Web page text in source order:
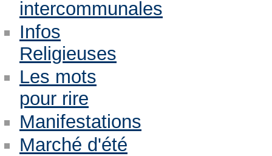
intercommunales
Infos
Religieuses
Les mots
pour rire
Manifestations
Marché d'été